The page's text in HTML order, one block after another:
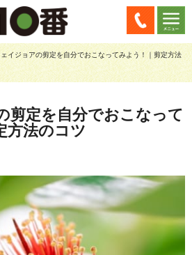
イジョアの剪定を自分でおこなってみよう！｜剪定方法
剪定を自分でおこなって
方法のコツ